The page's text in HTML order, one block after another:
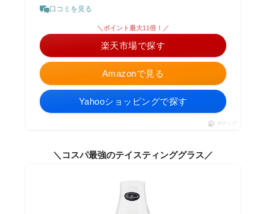
口コミを見る
Amazonで見る
＼ポイント最大11倍！／
楽天市場で探す
Yahooショッピングで探す
ポチップ
＼コスパ最強のテイスティンググラス／